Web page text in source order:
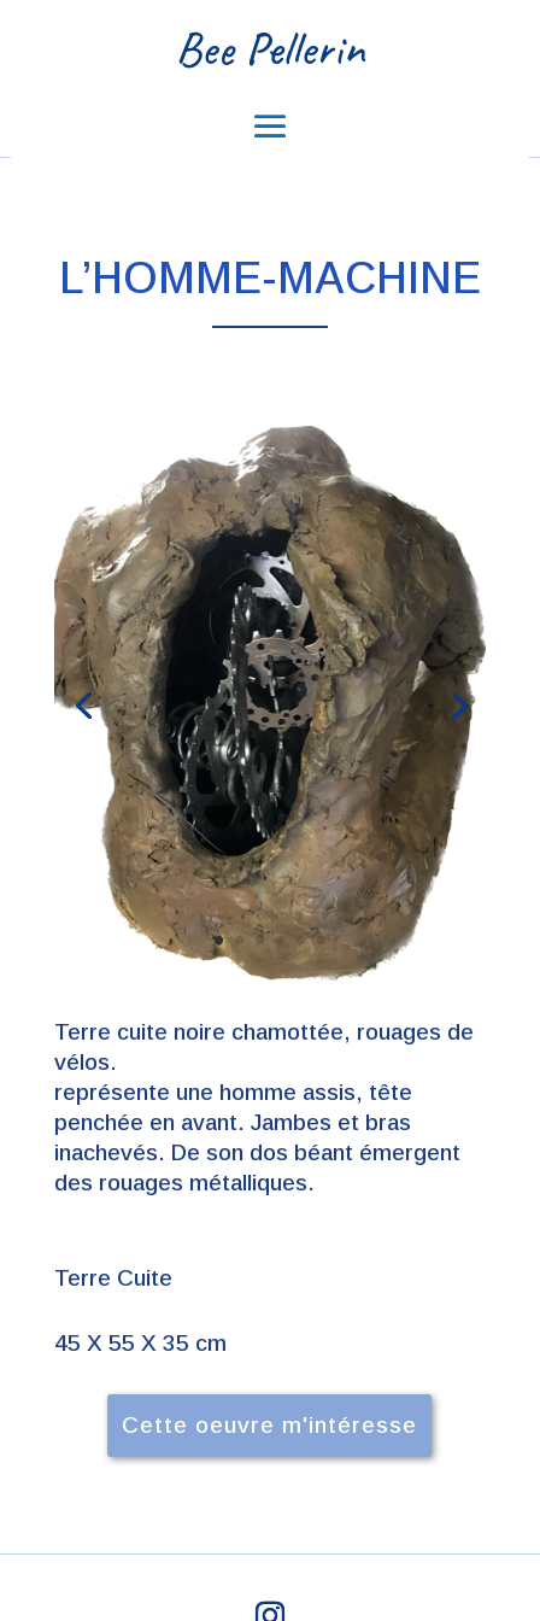
Bee Pellerin
L’HOMME-MACHINE
Terre cuite noire chamottée, rouages de
vélos.
représente une homme assis, tête
penchée en avant. Jambes et bras
inachevés. De son dos béant émergent
des rouages métalliques.
Terre Cuite
45 X 55 X 35 cm
Cette oeuvre m'intéresse